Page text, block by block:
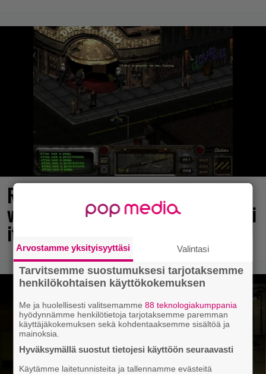
Rakastettu julkaisija täyttää 40
vuotta, valtavat alet käynnissä – hanki
itsellesi klassikoita pikkurahalla
Arvostamme yksityisyyttäsi Valintasi
Tarvitsemme suostumuksesi tarjotaksemme
henkilökohtaisen käyttökokemuksen
Me ja huolellisesti valitsemamme88 teknologiakumppania
hyödynnämme henkilötietoja tarjotaksemme paremman
käyttäjäkokemuksen sekä kohdentaaksemme sisältöä ja
mainoksia.
Hyväksymällä suostut tietojesi käyttöön seuraavasti
Käytämme laitetunnisteita ja tallennamme evästeitä